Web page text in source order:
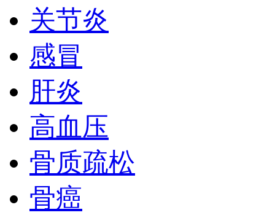
关节炎
感冒
肝炎
高血压
骨质疏松
骨癌